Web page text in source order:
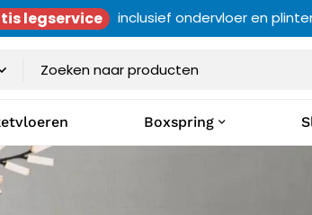
legservice inclusief ondervloer en
Boxspring